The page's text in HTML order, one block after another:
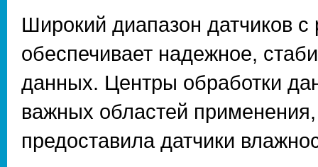
Широкий диапазон датчиков
обеспечивает надежное,
данных. Центры обработки
важных областей
предоставила датчики